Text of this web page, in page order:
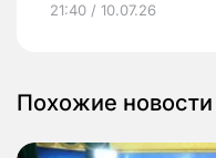
21:40 / 10.07.26
Похожие новости